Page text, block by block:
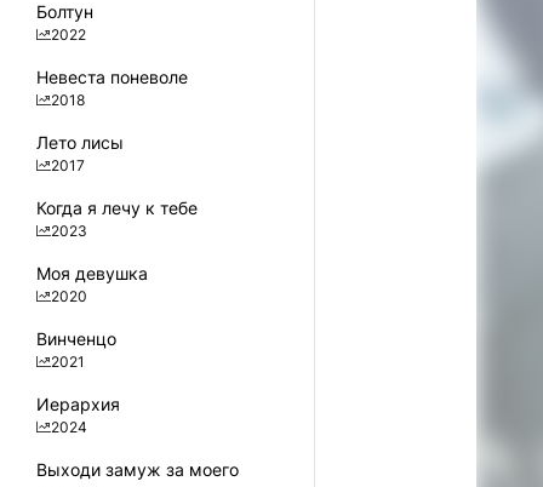
Болтун
2022
Невеста поневоле
2018
Лето лисы
2017
Когда я лечу к тебе
2023
Моя девушка
2020
Винченцо
2021
Иерархия
2024
Выходи замуж за моего